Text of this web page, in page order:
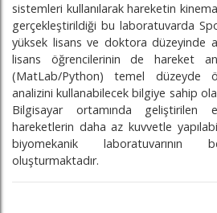
sistemleri kullanılarak hareketin
gerçekleştirildiği bu laboratuvarda
yüksek lisans ve doktora düzeyinde
lisans öğrencilerinin de hareket
(MatLab/Python) temel düzeyde
analizini kullanabilecek bilgiye sahip
Bilgisayar ortamında geliştirilen
hareketlerin daha az kuvvetle
biyomekanik laboratuvarının
oluşturmaktadır.